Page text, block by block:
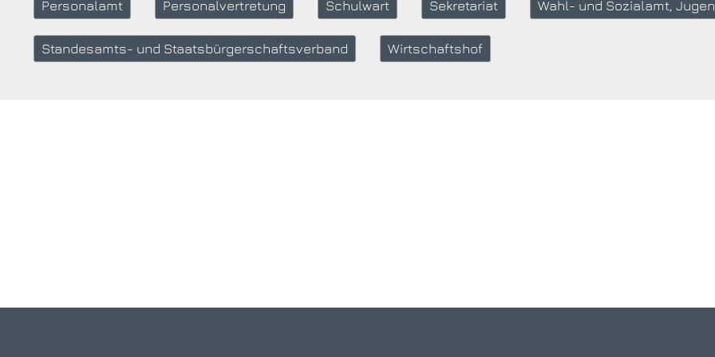
Personalamt Personalvertretung Schulwart Sekretariat Wahl- und Sozialamt,
Standesamts- und Staatsbürgerschaftsverband Wirtschaftshof